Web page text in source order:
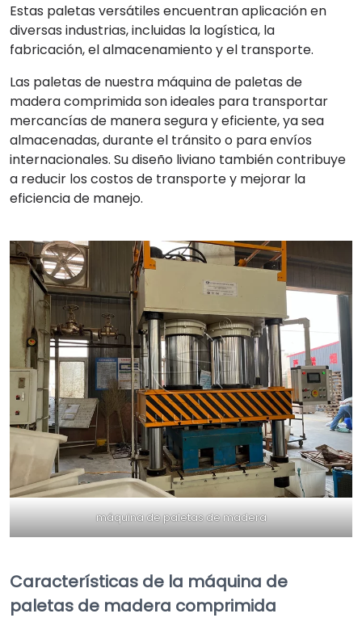
Estas paletas versátiles encuentran aplicación en
diversas industrias, incluidas la logística, la
fabricación, el almacenamiento y el transporte.
Las paletas de nuestra máquina de paletas de
madera comprimida son ideales para transportar
mercancías de manera segura y eficiente, ya sea
almacenadas, durante el tránsito o para envíos
internacionales. Su diseño liviano también contribuye
a reducir los costos de transporte y mejorar la
eficiencia de manejo.
máquina de paletas de madera
Características de la máquina de
paletas de madera comprimida